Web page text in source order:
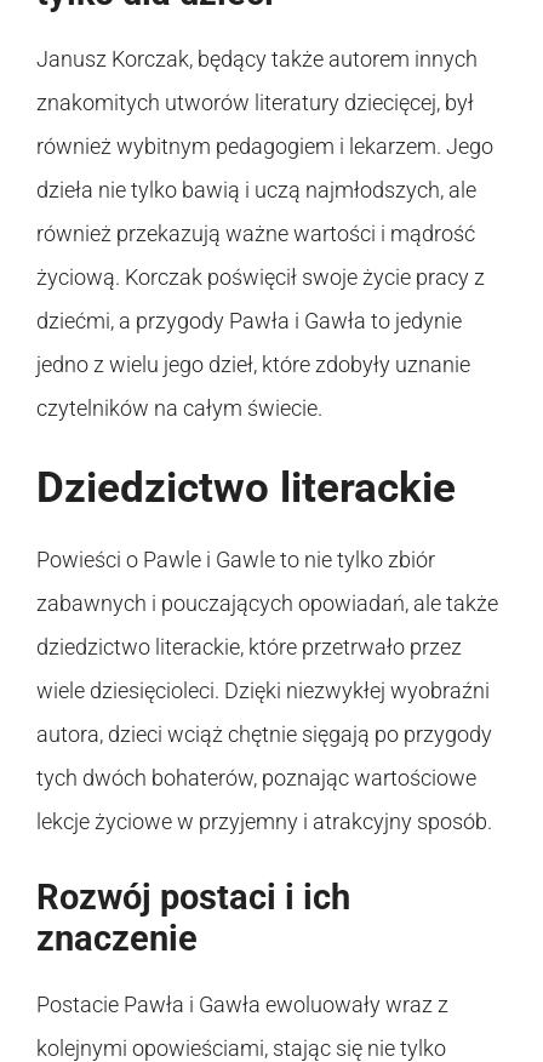
Janusz Korczak, będący także autorem innych
znakomitych utworów literatury dziecięcej, był
również wybitnym pedagogiem i lekarzem. Jego
dzieła nie tylko bawią i uczą najmłodszych, ale
również przekazują ważne wartości i mądrość
życiową. Korczak poświęcił swoje życie pracy z
dziećmi, a przygody Pawła i Gawła to jedynie
jedno z wielu jego dzieł, które zdobyły uznanie
czytelników na całym świecie.
Dziedzictwo literackie
Powieści o Pawle i Gawle to nie tylko zbiór
zabawnych i pouczających opowiadań, ale także
dziedzictwo literackie, które przetrwało przez
wiele dziesięcioleci. Dzięki niezwykłej wyobraźni
autora, dzieci wciąż chętnie sięgają po przygody
tych dwóch bohaterów, poznając wartościowe
lekcje życiowe w przyjemny i atrakcyjny sposób.
Rozwój postaci i ich
znaczenie
Postacie Pawła i Gawła ewoluowały wraz z
kolejnymi opowieściami, stając się nie tylko